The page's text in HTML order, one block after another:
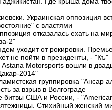
Украинская оппозиция
с властями
отказалась ехать на
2"
уходит от рокировки.
не пойти в президенты, - "Къ"
Motorsports вошли в
2014"
груп­пи­ров­ка "Ан­сар
за взрыв в Волгограде
битвы США и России, -
Стихийный женский